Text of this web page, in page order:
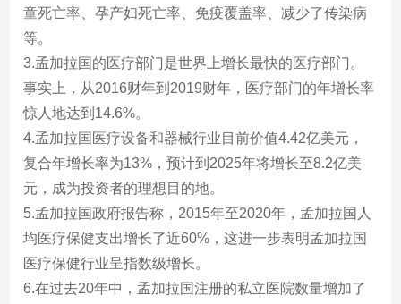
童死亡率、孕产妇死亡率、免疫覆盖率、减少了传染病
等。
3.孟加拉国的医疗部门是世界上增长最快的医疗部门。
事实上，从2016财年到2019财年，医疗部门的年增长率
惊人地达到14.6%。
4.孟加拉国医疗设备和器械行业目前价值4.42亿美元，
复合年增长率为13%，预计到2025年将增长至8.2亿美
元，成为投资者的理想目的地。
5.孟加拉国政府报告称，2015年至2020年，孟加拉国人
均医疗保健支出增长了近60%，这进一步表明孟加拉国
医疗保健行业呈指数级增长。
6.在过去20年中，孟加拉国注册的私立医院数量增加了